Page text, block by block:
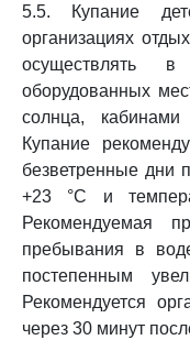
5.5. Купание
организациях
осуществлять
оборудованных
солнца,
Купание
безветренные дни
+23 °C и
Рекомендуемая
пребывания в
постепенным
Рекомендуется
через 30 минут